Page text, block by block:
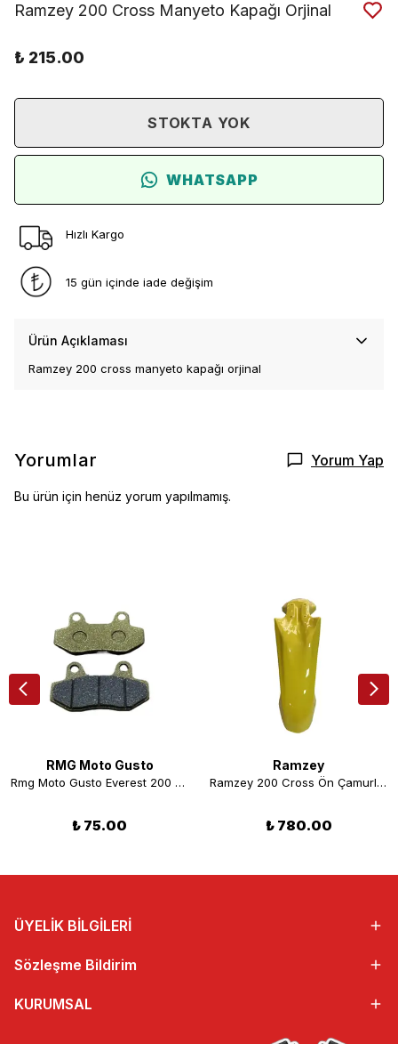
Ramzey 200 Cross Manyeto Kapağı Orjinal
₺ 215.00
STOKTA YOK
WHATSAPP
Hızlı Kargo
15 gün içinde iade değişim
Ürün Açıklaması
Ramzey 200 cross manyeto kapağı orjinal
Yorumlar Yorum Yap
Bu ürün için henüz yorum yapılmamış.
RMG Moto Gusto
Rmg Moto Gusto Everest 200 Ön Fren Balatası
₺ 75.00
Ramzey
Ramzey 200 Cross Ön Çamurluk Sarı
₺ 780.00
ÜYELİK BİLGİLERİ
Sözleşme Bildirim
KURUMSAL